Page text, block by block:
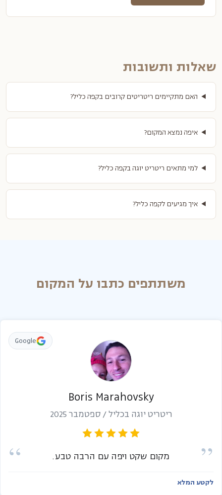
שאלות ותשובות
האם מתקיימים ריטריטים קרובים בקפה כליל?
איפה נמצא המקום?
למי מתאים ריטריט יוגה בקפה כליל?
איך מגיעים לקפה כליל?
משתתפים כתבו על המקום
Boris Marahovsky
ריטריט יוגה בכליל / ספטמבר 2025
Google
מקום שקט ויפה עם הרבה טבע.
לקטע המלא